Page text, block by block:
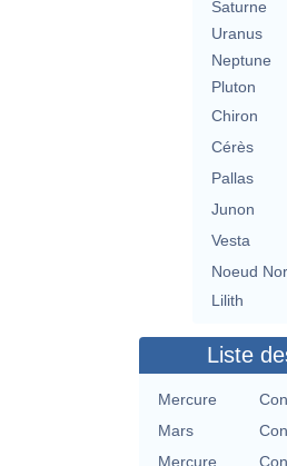
Saturne
Uranus
Neptune
Pluton
Chiron
Cérès
Pallas
Junon
Vesta
Noeud
Lilith
Liste
Mercure
Mars
Mercure